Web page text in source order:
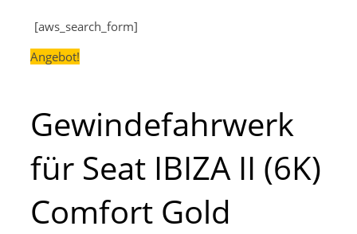
[aws_search_form]
Angebot!
Gewindefahrwerk
für Seat IBIZA II (6K)
Comfort Gold